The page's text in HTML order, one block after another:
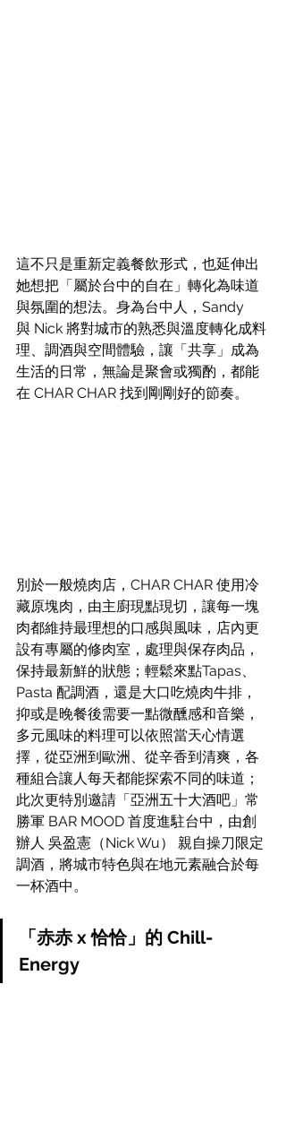
這不只是重新定義餐飲形式，也延伸出
她想把「屬於台中的自在」轉化為味道
與氛圍的想法。身為台中人，Sandy
與 Nick 將對城市的熟悉與溫度轉化成料
理、調酒與空間體驗，讓「共享」成為
生活的日常，無論是聚會或獨酌，都能
在 CHAR CHAR 找到剛剛好的節奏。
別於一般燒肉店，CHAR CHAR 使用冷
藏原塊肉，由主廚現點現切，讓每一塊
肉都維持最理想的口感與風味，店內更
設有專屬的修肉室，處理與保存肉品，
保持最新鮮的狀態；輕鬆來點Tapas、
Pasta 配調酒，還是大口吃燒肉牛排，
抑或是晚餐後需要一點微醺感和音樂，
多元風味的料理可以依照當天心情選
擇，從亞洲到歐洲、從辛香到清爽，各
種組合讓人每天都能探索不同的味道；
此次更特別邀請「亞洲五十大酒吧」常
勝軍 BAR MOOD 首度進駐台中，由創
辦人 吳盈憲（Nick Wu） 親自操刀限定
調酒，將城市特色與在地元素融合於每
一杯酒中。
「赤赤 x 恰恰」的 Chill-
Energy